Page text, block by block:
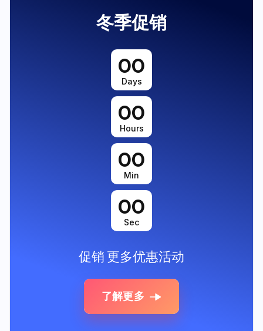
冬季促销
00
Days
00
Hours
00
Min
00
Sec
促销 更多优惠活动
了解更多